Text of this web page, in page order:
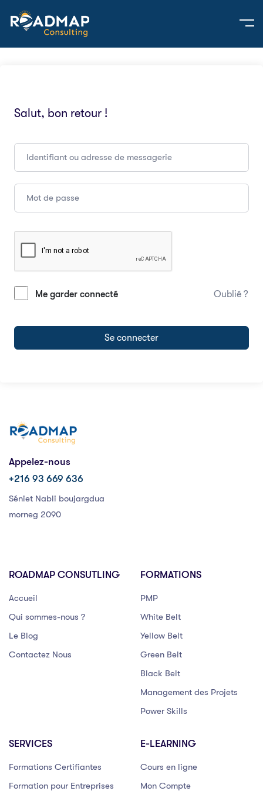
Salut, bon retour !
Me garder connecté Oublié ?
Se connecter
Appelez-nous
+216 93 669 636
Séniet Nabli boujargdua
morneg 2090
ROADMAP CONSUTLING
Accueil
Qui sommes-nous ?
Le Blog
Contactez Nous
FORMATIONS
PMP
White Belt
Yellow Belt
Green Belt
Black Belt
Management des Projets
Power Skills
SERVICES
Formations Certifiantes
Formation pour Entreprises
E-LEARNING
Cours en ligne
Mon Compte